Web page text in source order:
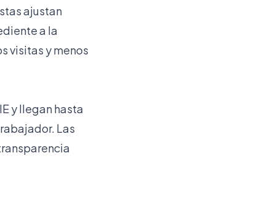
ajustan
a la
visitas y menos
y llegan hasta
Las